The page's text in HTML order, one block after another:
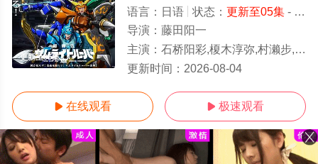
更新至05集
语言： 日语 状态： 更新至05集- 高清免费在线观看
导演： 藤田阳一
主演： 石桥阳彩,榎木淳弥,村濑步,武内骏辅,熊谷健太郎,增田俊树,木下纱华,L
更新时间： 2026-08-04
 在线观看  极速观看